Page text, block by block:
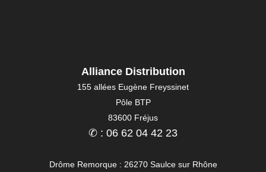
Alliance Distribution
155 allées Eugène Freyssinet
Pôle BTP
83600 Fréjus
✆ : 06 62 04 42 23
Drôme Remorque : 26270 Saulce sur Rhône